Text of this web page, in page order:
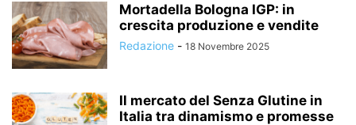
Mortadella Bologna IGP: in
crescita produzione e vendite
Redazione - 18 Novembre 2025
Il mercato del Senza Glutine in
Italia tra dinamismo e promesse